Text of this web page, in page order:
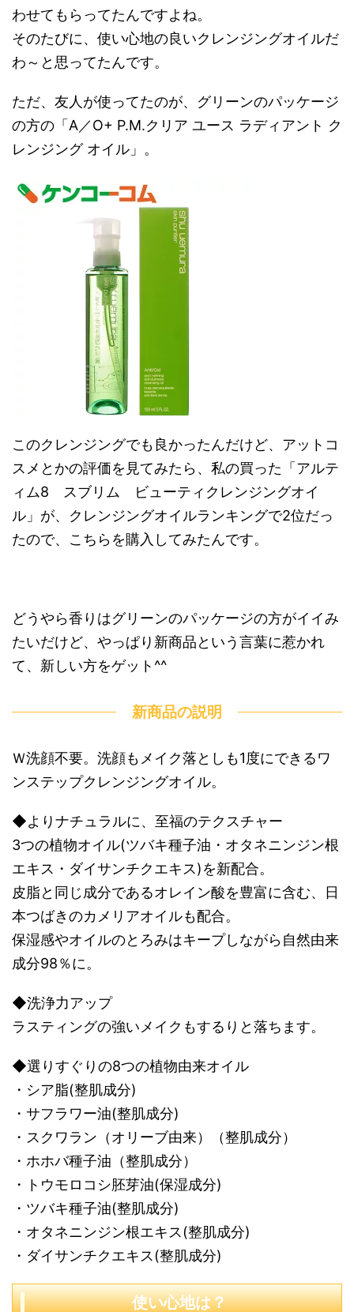
わせてもらってたんですよね。
そのたびに、使い心地の良いクレンジングオイルだ
わ～と思ってたんです。
ただ、友人が使ってたのが、グリーンのパッケージ
の方の「A／O+ P.M.クリア ユース ラディアント ク
レンジング オイル」。
このクレンジングでも良かったんだけど、アットコ
スメとかの評価を見てみたら、私の買った「アルテ
ィム8 スブリム ビューティクレンジングオイ
ル」が、クレンジングオイルランキングで2位だっ
たので、こちらを購入してみたんです。
どうやら香りはグリーンのパッケージの方がイイみ
たいだけど、やっぱり新商品という言葉に惹かれ
て、新しい方をゲット^^
新商品の説明
Ｗ洗顔不要。洗顔もメイク落としも1度にできるワ
ンステップクレンジングオイル。
◆よりナチュラルに、至福のテクスチャー
3つの植物オイル(ツバキ種子油・オタネニンジン根
エキス・ダイサンチクエキス)を新配合。
皮脂と同じ成分であるオレイン酸を豊富に含む、日
本つばきのカメリアオイルも配合。
保湿感やオイルのとろみはキープしながら自然由来
成分98％に。
◆洗浄力アップ
ラスティングの強いメイクもするりと落ちます。
◆選りすぐりの8つの植物由来オイル
・シア脂(整肌成分)
・サフラワー油(整肌成分)
・スクワラン（オリーブ由来）（整肌成分）
・ホホバ種子油（整肌成分）
・トウモロコシ胚芽油(保湿成分)
・ツバキ種子油(整肌成分)
・オタネニンジン根エキス(整肌成分)
・ダイサンチクエキス(整肌成分)
使い心地は？